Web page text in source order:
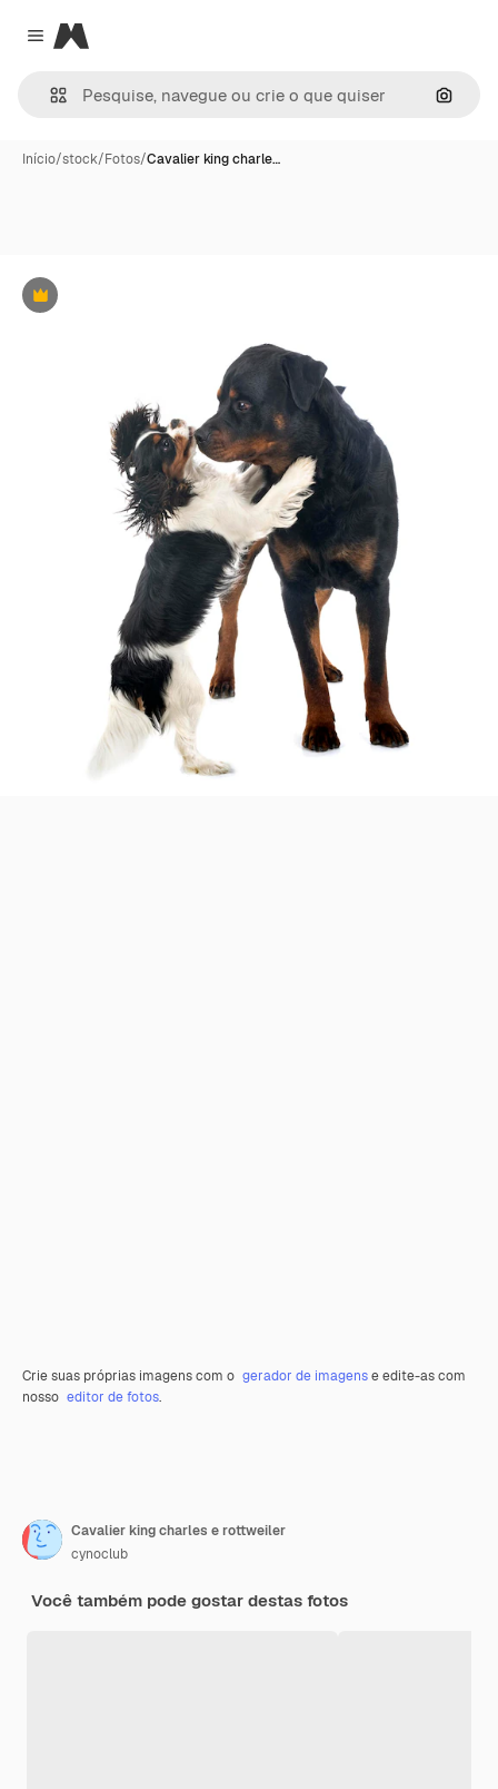
Close menu
Magnific
Início/stock/Fotos/Cavalier king charle…
Premium
Crie suas próprias imagens com o gerador de imagense edite-as com
nosso editor de fotos.
Cavalier king charles e rottweiler
cynoclub
Você também pode gostar destas fotos